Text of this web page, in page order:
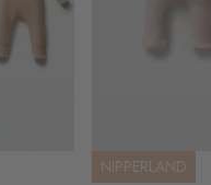
NIPPERLAND